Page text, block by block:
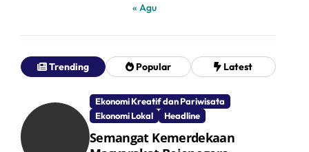
« Agu
Trending Popular Latest
Ekonomi Kreatif dan Pariwisata
Ekonomi Lokal
Headline
Semangat Kemerdekaan